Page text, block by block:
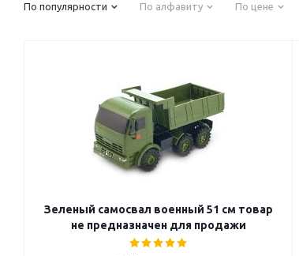
По популярности По алфавиту По цене
Зеленый самосвал военный 51 см товар
не предназначен для продажи